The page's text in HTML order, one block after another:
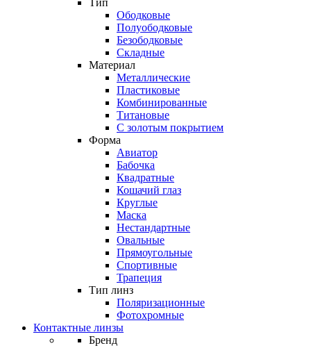
Тип
Ободковые
Полуободковые
Безободковые
Складные
Материал
Металлические
Пластиковые
Комбинированные
Титановые
С золотым покрытием
Форма
Авиатор
Бабочка
Квадратные
Кошачий глаз
Круглые
Маска
Нестандартные
Овальные
Прямоугольные
Спортивные
Трапеция
Тип линз
Поляризационные
Фотохромные
Контактные линзы
Бренд